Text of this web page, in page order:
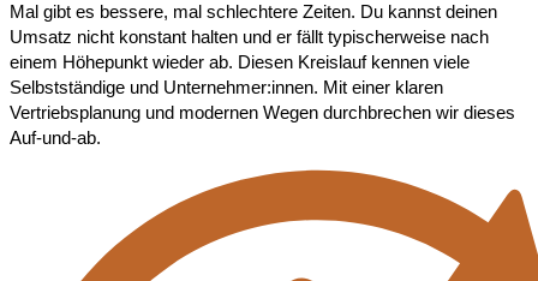
Mal gibt es bessere, mal schlechtere Zeiten. Du kannst deinen
Umsatz nicht konstant halten und er fällt typischerweise nach
einem Höhepunkt wieder ab. Diesen Kreislauf kennen viele
Selbstständige und Unternehmer:innen. Mit einer klaren
Vertriebsplanung und modernen Wegen durchbrechen wir dieses
Auf-und-ab.